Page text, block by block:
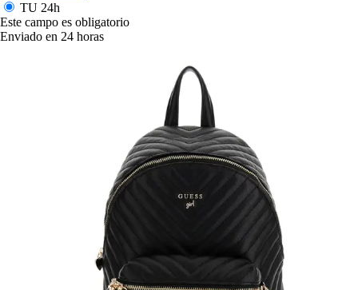
TU 24h
Este campo es obligatorio
Enviado en 24 horas